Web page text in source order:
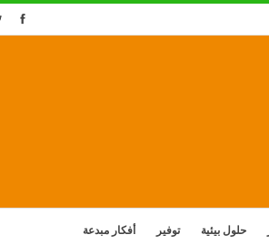
حلول بيئية توفير أفكار مبدعة